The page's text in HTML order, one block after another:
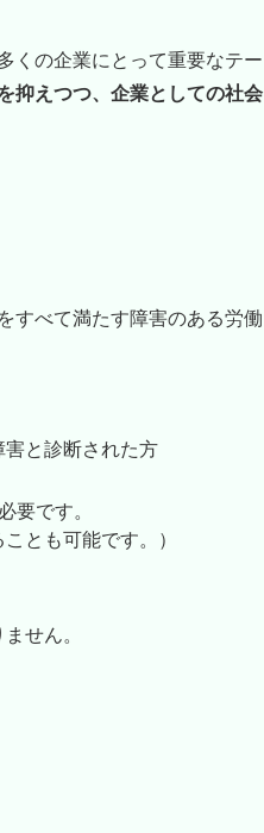
くの企業にとって重要なテー
抑えつつ、企業としての社会
すべて満たす障害のある労働
と診断された方
要です。
とも可能です。）
せん。